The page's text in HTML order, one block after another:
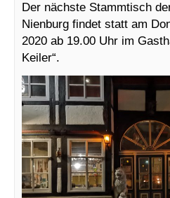
Der nächste Stammtisch
Nienburg findet statt am
2020 ab 19.00 Uhr im
Keiler“.